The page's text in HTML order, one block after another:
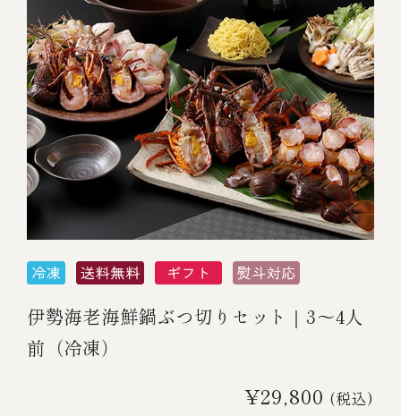
伊勢海老海鮮鍋ぶつ切りセット｜3～4人
前（冷凍）
¥29,800 (税込)